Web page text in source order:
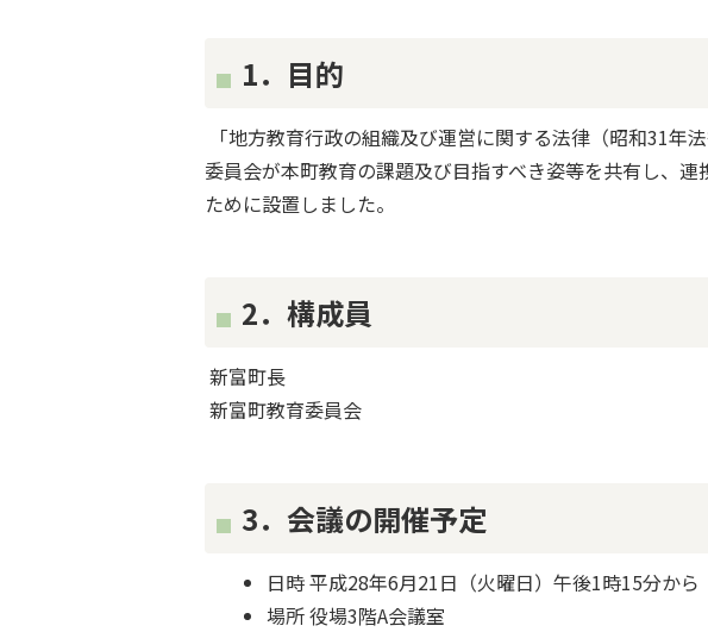
1．目的
「地方教育行政の組織及び運営に関する法律（昭和31年
委員会が本町教育の課題及び目指すべき姿等を共有し、
ために設置しました。
2．構成員
新富町長
新富町教育委員会
3．会議の開催予定
日時 平成28年6月21日（火曜日）午後1時15分から
場所 役場3階A会議室